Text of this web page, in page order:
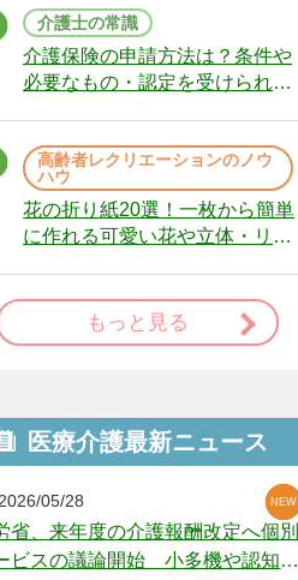
介護士の常識
介護保険の申請方法は？条件や
必要なもの・認定を受けられな
高齢者レクリエーションのノウ
ハウ
花の折り紙20選！一枚から簡単
に作れる可愛い花や立体・リー
もっと見る
医療介護最新ニュース
2026/05/28
省、来年度の介護報酬改定へ個別
ビスの議論開始 小多機や認知症
NEW
NEW
NEW